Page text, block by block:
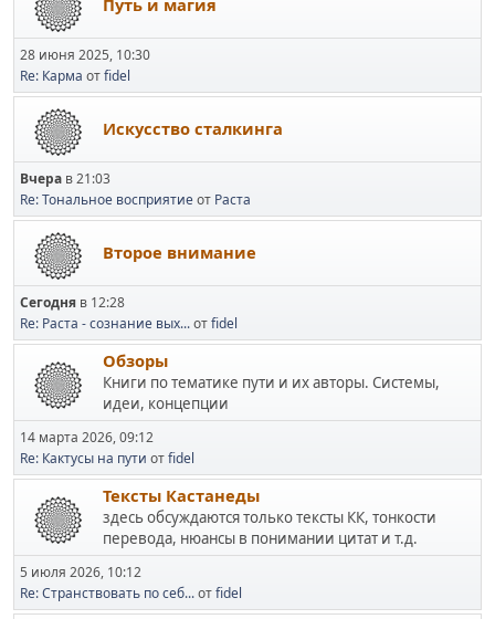
Путь и магия
28 июня 2025, 10:30
Re: Карма отfidel
Искусство сталкинга
Вчера в 21:03
Re: Тональное восприятиеот Раста
Второе внимание
Сегодня в 12:28
Re: Раста - сознание вых...отfidel
Обзоры
Книги по тематике пути и их авторы. Системы,
идеи, концепции
14 марта 2026, 09:12
Re: Кактусы на пути отfidel
Тексты Кастанеды
здесь обсуждаются только тексты КК, тонкости
перевода, нюансы в понимании цитат и т.д.
5 июля 2026, 10:12
Re: Странствовать по себ...отfidel